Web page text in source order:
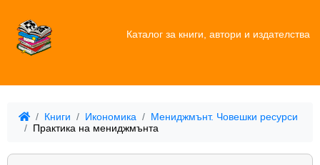
Каталог за книги, автори и издателства
Книги Икономика
Мениджмънт. Човешки ресурси
Практика на мениджмънта